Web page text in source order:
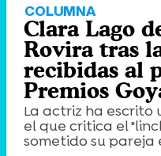
COLUMNA
Clara Lago
Rovira tras
recibidas al
Premios
La actriz ha escrito
el que critica el
sometido su pareja